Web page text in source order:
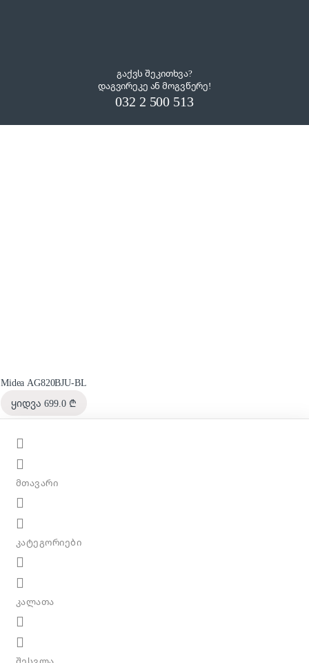
გაქვს შეკითხვა?
დაგვირეკე ან მოგვწერე!
032 2 500 513
Midea AG820BJU-BL
ყიდვა 699.0 ₾
მთავარი
კატეგორიები
კალათა